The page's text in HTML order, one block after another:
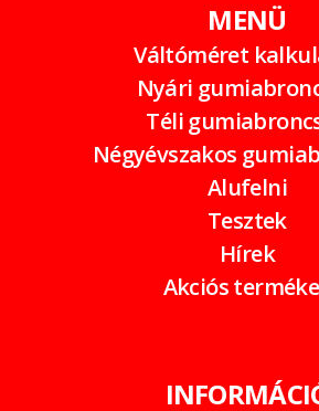
MENÜ
Váltóméret
Nyári
Téli
Négyévszakos
Alufelni
Tesztek
Hírek
Akciós